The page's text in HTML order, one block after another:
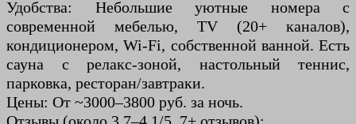
Удобства: Небольшие уютные номера с
современной мебелью, TV (20+ каналов),
кондиционером, Wi-Fi, собственной ванной. Есть
сауна с релакс-зоной, настольный теннис,
парковка, ресторан/завтраки.
Цены: От ~3000–3800 руб. за ночь.